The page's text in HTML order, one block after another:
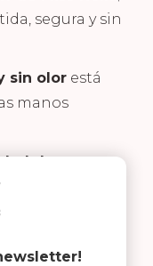
segura y sin
sin olor está
manos
de